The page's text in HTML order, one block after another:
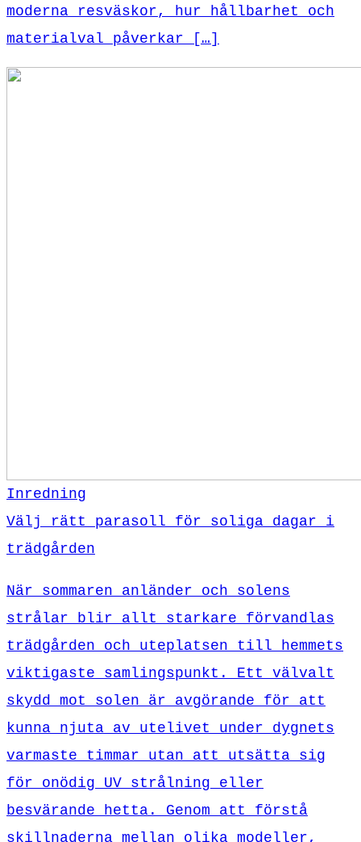
moderna resväskor, hur hållbarhet och
materialval påverkar […]
Inredning
Välj rätt parasoll för soliga dagar i
trädgården
När sommaren anländer och solens
strålar blir allt starkare förvandlas
trädgården och uteplatsen till hemmets
viktigaste samlingspunkt. Ett välvalt
skydd mot solen är avgörande för att
kunna njuta av utelivet under dygnets
varmaste timmar utan att utsätta sig
för onödig UV strålning eller
besvärande hetta. Genom att förstå
skillnaderna mellan olika modeller,